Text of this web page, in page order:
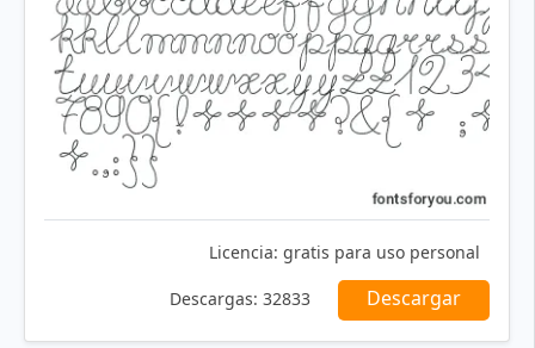
Licencia: gratis para uso personal
Descargas: 32833 Descargar